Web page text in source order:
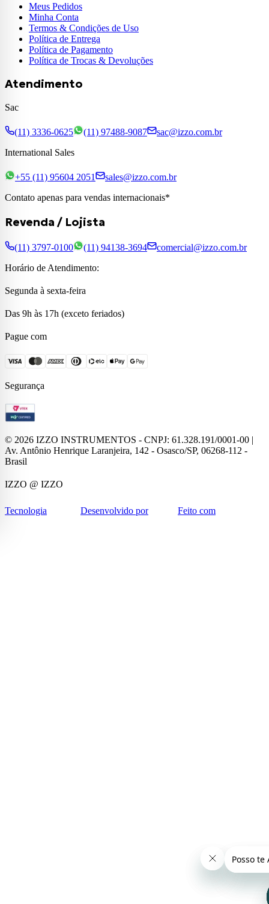
Meus Pedidos
Minha Conta
Termos & Condições de Uso
Política de Entrega
Política de Pagamento
Política de Trocas & Devoluções
Atendimento
Sac
(11) 3336-0625 (11) 97488-9087
sac@izzo.com.br
International Sales
+55 (11) 95604 2051
sales@izzo.com.br
Contato apenas para vendas internacionais*
Revenda / Lojista
(11) 3797-0100 (11) 94138-3694
comercial@izzo.com.br
Horário de Atendimento:
Segunda à sexta-feira
Das 9h às 17h (exceto feriados)
Pague com
Segurança
© 2026 IZZO INSTRUMENTOS - CNPJ: 61.328.191/0001-00 |
Av. Antônio Henrique Laranjeira, 142 - Osasco/SP, 06268-112 -
Brasil
IZZO @ IZZO
Tecnologia Desenvolvido por Feito com